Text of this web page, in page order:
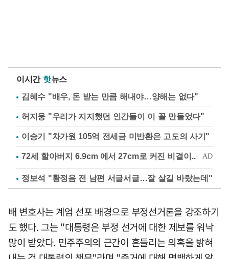
이시간 핫뉴스
김혜수 "배우, 돈 받는 만큼 해내야…양해는 없다"
허지웅 "우리가 지지했던 인간들이 이 꼴 만들었다"
이승기 "차가원 105억 전세금 미반환은 고도의 사기"
정보석 "황정음 전 남편 서글서글…잘 살길 바랐는데"
배 변호사는 계엄 선포 배경으로 부정선거론을 강조하기
도 했다. 그는 "대통령은 부정 선거에 대한 제보를 워낙
많이 받았다. 민주주의의 근간이 흔들리는 의혹을 밝혀